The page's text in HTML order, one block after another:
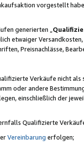
vorgestellt
generierten „
etwaiger
Preisnachlässe,
Verkäufe nicht
oder andere
einschließlich der
Qualifizierte
Vereinbarung erfolgen;